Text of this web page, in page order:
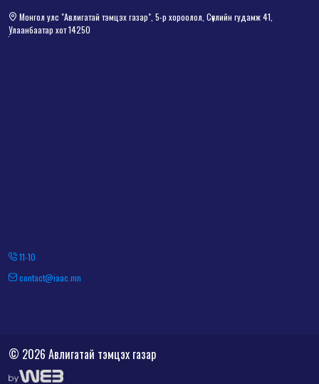
Монгол улс "Авлигатай тэмцэх газар", 5-р хороолол, Сөүлийн гудамж 41,
Улаанбаатар хот 14250
11-10
contact@iaac.mn
© 2026 Авлигатай тэмцэх газар